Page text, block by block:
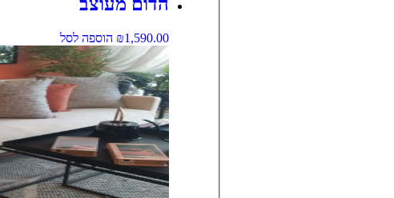
₪1,590.00 הוספה לסל